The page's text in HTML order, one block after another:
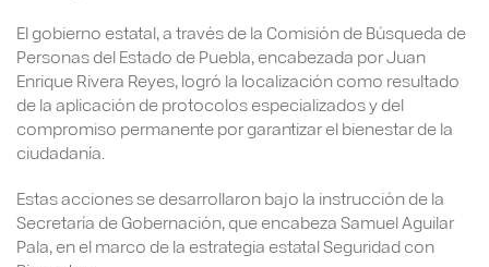
El gobierno estatal, a través de la Comisión de Búsqueda de
Personas del Estado de Puebla, encabezada por Juan
Enrique Rivera Reyes, logró la localización como resultado
de la aplicación de protocolos especializados y del
compromiso permanente por garantizar el bienestar de la
ciudadanía.
Estas acciones se desarrollaron bajo la instrucción de la
Secretaría de Gobernación, que encabeza Samuel Aguilar
Pala, en el marco de la estrategia estatal Seguridad con